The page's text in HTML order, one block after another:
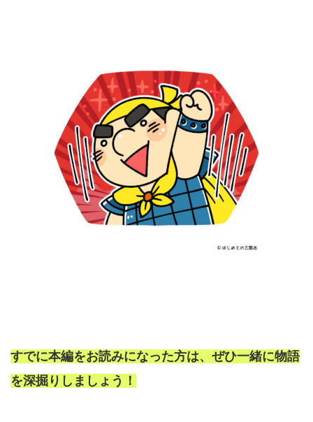
すでに本編をお読みになった方は、ぜひ一緒に物語
を深掘りしましょう！